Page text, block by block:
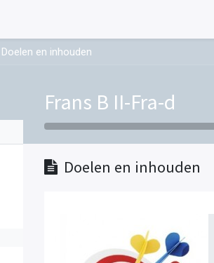
Doelen en inhouden
Frans B II-Fra-d
Doelen en inhouden